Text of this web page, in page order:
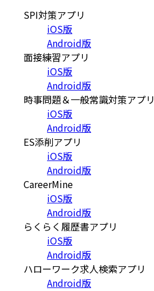
SPI対策アプリ
iOS版
Android版
面接練習アプリ
iOS版
Android版
時事問題＆一般常識対策アプリ
iOS版
Android版
ES添削アプリ
iOS版
Android版
CareerMine
iOS版
Android版
らくらく履歴書アプリ
iOS版
Android版
ハローワーク求人検索アプリ
Android版